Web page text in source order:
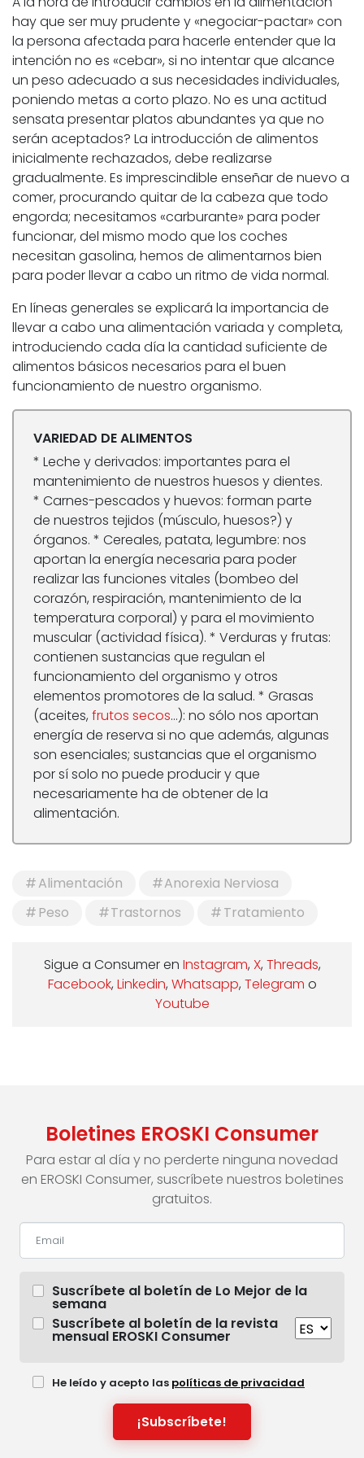
hay que ser muy prudente y «negociar-pactar» con
la persona afectada para hacerle entender que la
intención no es «cebar», si no intentar que alcance
un peso adecuado a sus necesidades individuales,
poniendo metas a corto plazo. No es una actitud
sensata presentar platos abundantes ya que no
serán aceptados? La introducción de alimentos
inicialmente rechazados, debe realizarse
gradualmente. Es imprescindible enseñar de nuevo a
comer, procurando quitar de la cabeza que todo
engorda; necesitamos «carburante» para poder
funcionar, del mismo modo que los coches
necesitan gasolina, hemos de alimentarnos bien
para poder llevar a cabo un ritmo de vida normal.
En líneas generales se explicará la importancia de
llevar a cabo una alimentación variada y completa,
introduciendo cada día la cantidad suficiente de
alimentos básicos necesarios para el buen
funcionamiento de nuestro organismo.
VARIEDAD DE ALIMENTOS
* Leche y derivados: importantes para el
mantenimiento de nuestros huesos y dientes.
* Carnes-pescados y huevos: forman parte
de nuestros tejidos (músculo, huesos?) y
órganos. * Cereales, patata, legumbre: nos
aportan la energía necesaria para poder
realizar las funciones vitales (bombeo del
corazón, respiración, mantenimiento de la
temperatura corporal) y para el movimiento
muscular (actividad física). * Verduras y frutas:
contienen sustancias que regulan el
funcionamiento del organismo y otros
elementos promotores de la salud. * Grasas
(aceites, frutos secos…): no sólo nos aportan
energía de reserva si no que además, algunas
son esenciales; sustancias que el organismo
por sí solo no puede producir y que
necesariamente ha de obtener de la
alimentación.
Alimentación
Anorexia Nerviosa
Peso
Trastornos Tratamiento
Sigue a Consumer en Instagram, X, Threads,
Facebook, Linkedin, Whatsapp, Telegram o
Youtube
Boletines EROSKI Consumer
Para estar al día y no perderte ninguna novedad
en EROSKI Consumer, suscríbete nuestros boletines
gratuitos.
Suscríbete al boletín de Lo Mejor de la
semana
Suscríbete al boletín de la revista
mensual EROSKI Consumer
He leído y acepto las políticas de privacidad
¡Subscríbete!